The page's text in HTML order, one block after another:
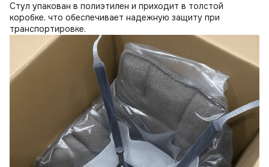
Стул упакован в полиэтилен и приходит в толстой
коробке, что обеспечивает надежную защиту при
транспортировке.